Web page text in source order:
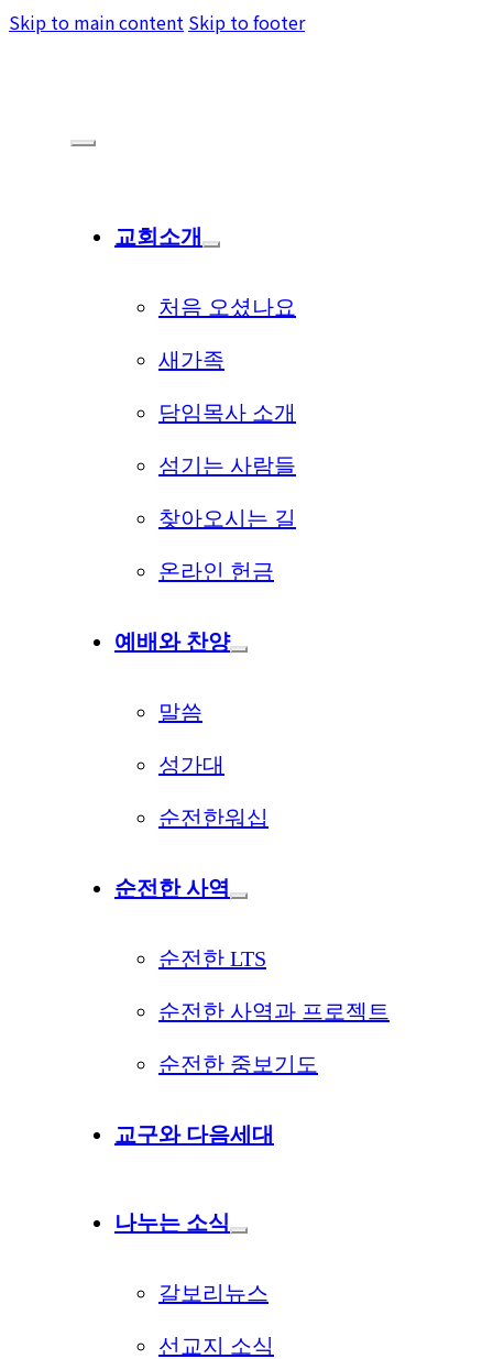
Skip to main content Skip to footer
교회소개
처음 오셨나요
새가족
담임목사 소개
섬기는 사람들
찾아오시는 길
온라인 헌금
예배와 찬양
말씀
성가대
순전한워십
순전한 사역
순전한 LTS
순전한 사역과 프로젝트
순전한 중보기도
교구와 다음세대
나누는 소식
갈보리뉴스
선교지 소식